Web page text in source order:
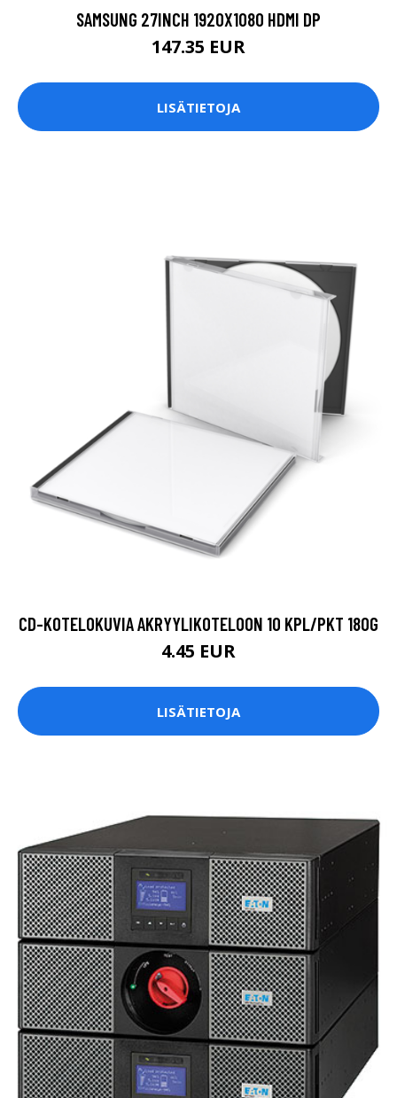
SAMSUNG 27INCH 1920X1080 HDMI DP
147.35 EUR
LISÄTIETOJA
CD-KOTELOKUVIA AKRYYLIKOTELOON 10 KPL/PKT 180G
4.45 EUR
LISÄTIETOJA